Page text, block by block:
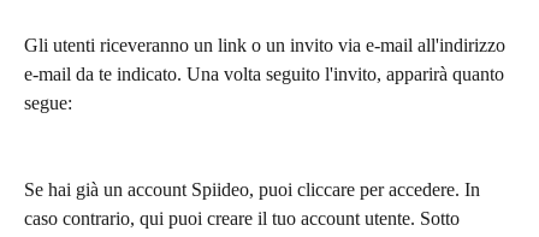
Gli utenti riceveranno un link o un invito via e-mail all'indirizzo
e-mail da te indicato. Una volta seguito l'invito, apparirà quanto
segue:
Se hai già un account Spiideo, puoi cliccare per accedere. In
caso contrario, qui puoi creare il tuo account utente. Sotto